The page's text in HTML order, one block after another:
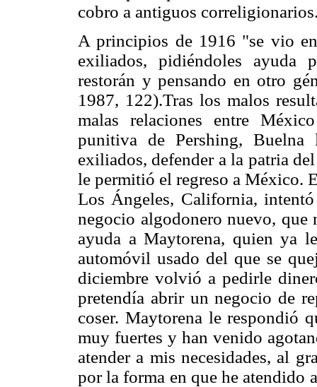
cobro a antiguos
A principios de 1916 "se vio
exiliados, pidiéndoles ayuda
restorán y pensando en otro
1987, 122).Tras los malos
malas relaciones entre
punitiva de Pershing,
exiliados, defender a la patria
le permitió el regreso a México.
Los Ángeles, California,
negocio algodonero nuevo, que
ayuda a Maytorena, quien ya
automóvil usado del que se
diciembre volvió a pedirle
pretendía abrir un negocio de
coser. Maytorena le respondió
muy fuertes y han venido
atender a mis necesidades, al
por la forma en que he atendido